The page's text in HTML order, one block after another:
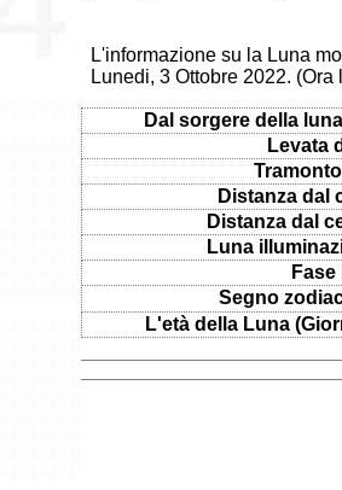
L'informazione su la Luna
Lunedi, 3 Ottobre 2022.
Dal sorgere della
Levata
Distanza dal
Distanza dal
Luna
Segno
L'età della Luna